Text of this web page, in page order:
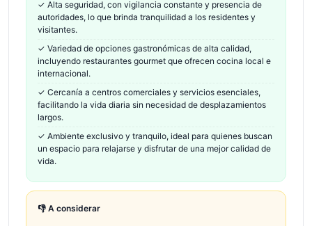
✓ Alta seguridad, con vigilancia constante y presencia de
autoridades, lo que brinda tranquilidad a los residentes y
visitantes.
✓ Variedad de opciones gastronómicas de alta calidad,
incluyendo restaurantes gourmet que ofrecen cocina local e
internacional.
✓ Cercanía a centros comerciales y servicios esenciales,
facilitando la vida diaria sin necesidad de desplazamientos
largos.
✓ Ambiente exclusivo y tranquilo, ideal para quienes buscan
un espacio para relajarse y disfrutar de una mejor calidad de
vida.
👎 A considerar